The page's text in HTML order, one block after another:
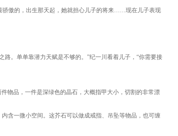
傲的，出生那天起，她就担心儿子的将来……现在儿子表现
。单单靠潜力天赋是不够的。”纪一川看着儿子，“你需要接
品，一件是深绿色的晶石，大概指甲大小，切割的非常漂
含一微小空间。这芥石可以做成戒指、吊坠等物品，也可缠